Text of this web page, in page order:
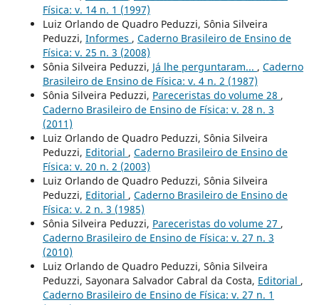
Física: v. 14 n. 1 (1997)
Luiz Orlando de Quadro Peduzzi, Sônia Silveira
Peduzzi, Informes , Caderno Brasileiro de Ensino de
Física: v. 25 n. 3 (2008)
Sônia Silveira Peduzzi, Já lhe perguntaram... , Caderno
Brasileiro de Ensino de Física: v. 4 n. 2 (1987)
Sônia Silveira Peduzzi, Pareceristas do volume 28 ,
Caderno Brasileiro de Ensino de Física: v. 28 n. 3
(2011)
Luiz Orlando de Quadro Peduzzi, Sônia Silveira
Peduzzi, Editorial , Caderno Brasileiro de Ensino de
Física: v. 20 n. 2 (2003)
Luiz Orlando de Quadro Peduzzi, Sônia Silveira
Peduzzi, Editorial , Caderno Brasileiro de Ensino de
Física: v. 2 n. 3 (1985)
Sônia Silveira Peduzzi, Pareceristas do volume 27 ,
Caderno Brasileiro de Ensino de Física: v. 27 n. 3
(2010)
Luiz Orlando de Quadro Peduzzi, Sônia Silveira
Peduzzi, Sayonara Salvador Cabral da Costa, Editorial ,
Caderno Brasileiro de Ensino de Física: v. 27 n. 1